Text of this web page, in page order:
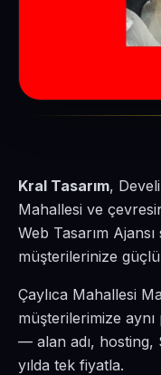
Kral Tasarım,
Mahallesi ve
Web Tasarım
müşterilerinize
Çaylıca Mahallesi
müşterilerimize
— alan adı, hosting,
yılda tek fiyatla.